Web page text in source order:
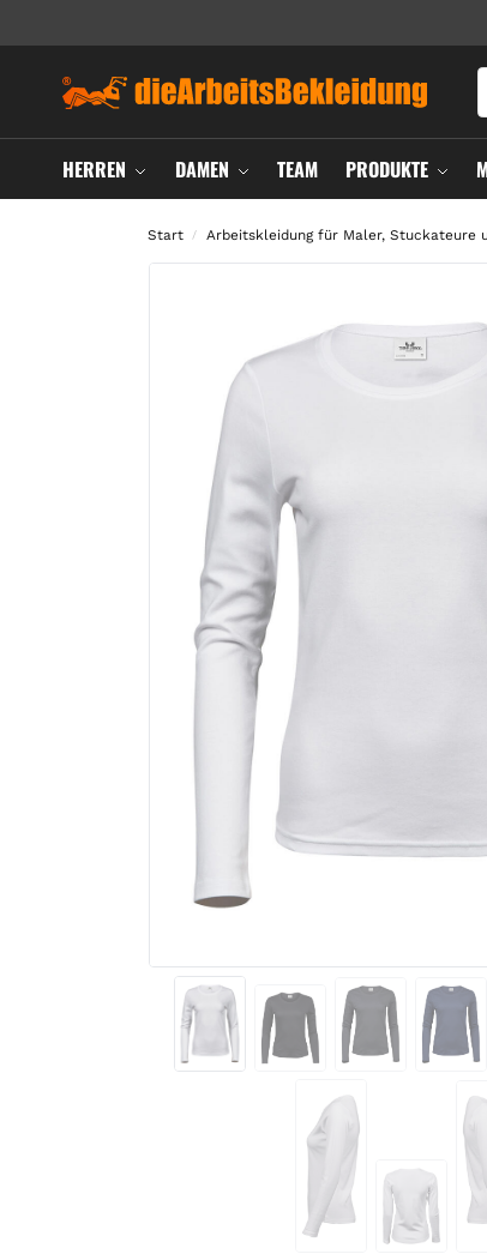
HERREN DAMEN TEAM PRODUKTE
Start / Arbeitskleidung für Maler, Stuckateure